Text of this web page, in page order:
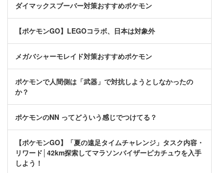
ダイマックスブーバー対策おすすめポケモン
【ポケモンGO】LEGOコラボ、日本は対象外
メガバシャーモレイド対策おすすめポケモン
ポケモンで人間側は「武器」で対抗しようとしなかったの
か？
ポケモンのNN ってどういう感じでつけてる？
【ポケモンGO】「夏の遠足タイムチャレンジ」タスク内容・
リワード│42km探索してマラソンバイザーピカチュウを入手
しよう！